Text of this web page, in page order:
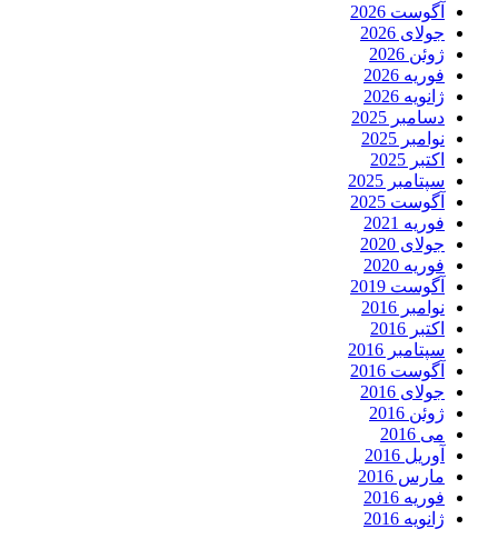
آگوست 2026
جولای 2026
ژوئن 2026
فوریه 2026
ژانویه 2026
دسامبر 2025
نوامبر 2025
اکتبر 2025
سپتامبر 2025
آگوست 2025
فوریه 2021
جولای 2020
فوریه 2020
آگوست 2019
نوامبر 2016
اکتبر 2016
سپتامبر 2016
آگوست 2016
جولای 2016
ژوئن 2016
می 2016
آوریل 2016
مارس 2016
فوریه 2016
ژانویه 2016